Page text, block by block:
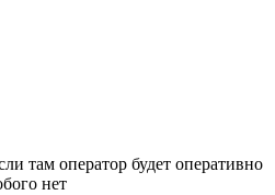
там оператор будет оперативно
нет